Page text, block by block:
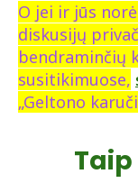
O jei ir jūs
diskusijų
bendraminčių
susitikimuose,
„Geltono